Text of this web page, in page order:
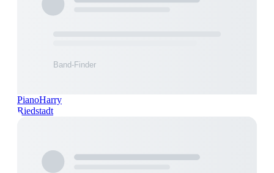
PianoHarry
Riedstadt